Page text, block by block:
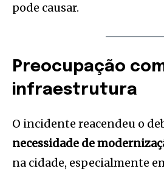
pode causar.
Preocupação
infraestrutura
O incidente reacendeu o
necessidade de
na cidade, especialmente